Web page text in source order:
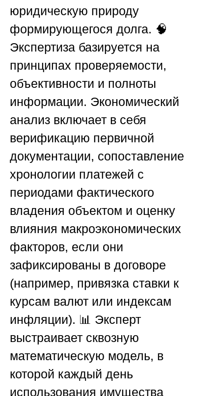
юридическую природу
формирующегося долга. 🧠
Экспертиза базируется на
принципах проверяемости,
объективности и полноты
информации. Экономический
анализ включает в себя
верификацию первичной
документации, сопоставление
хронологии платежей с
периодами фактического
владения объектом и оценку
влияния макроэкономических
факторов, если они
зафиксированы в договоре
(например, привязка ставки к
курсам валют или индексам
инфляции). 📊 Эксперт
выстраивает сквозную
математическую модель, в
которой каждый день
использования имущества